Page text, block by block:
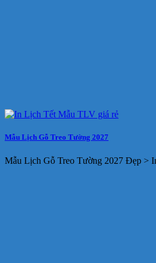
Mẫu Lịch Gỗ Treo Tường 2027
Mẫu Lịch Gỗ Treo Tường 2027 Đẹp >